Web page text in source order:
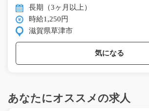
長期（3ヶ月以上）
時給1,250円
滋賀県草津市
気になる
あなたにオススメの求人